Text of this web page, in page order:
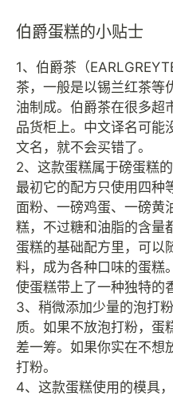
伯爵蛋糕的小贴士
1、伯爵茶（
茶，一般是以锡兰红茶等
油制成。伯爵茶在很多超
品货柜上。中文译名可能
文名，就不会买错了。
2、这款蛋糕属于磅蛋糕
最初它的配方只使用四种
面粉、一磅鸡蛋、一磅黄
糕，不过糖和油脂的含量
蛋糕的基础配方里，可以
料，成为各种口味的蛋糕
使蛋糕带上了一种独特的
3、稍微添加少量的泡打
质。如果不放泡打粉，蛋
差一筹。如果你实在不想
打粉。
4、这款蛋糕使用的模具